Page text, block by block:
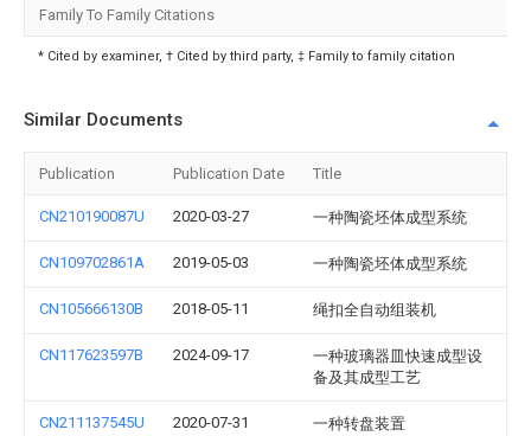
Family To Family Citations
* Cited by examiner, † Cited by third party, ‡ Family to family citation
Similar Documents
Publication Publication Date Title
CN210190087U 2020-03-27 一种陶瓷坯体成型系统
CN109702861A 2019-05-03 一种陶瓷坯体成型系统
CN105666130B 2018-05-11 绳扣全自动组装机
CN117623597B 2024-09-17
一种玻璃器皿快速成型设
备及其成型工艺
CN211137545U 2020-07-31 一种转盘装置